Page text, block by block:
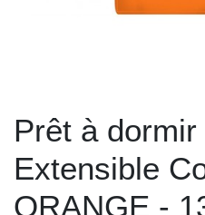
Prêt à
Extensible
ORANGE -